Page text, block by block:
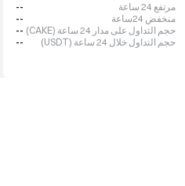
مرتفع 24 ساعة
--
منخفض 24ساعة
--
حجم التداول على مدار 24 ساعة (CAKE)
--
حجم التداول خلال 24 ساعة (USDT)
--